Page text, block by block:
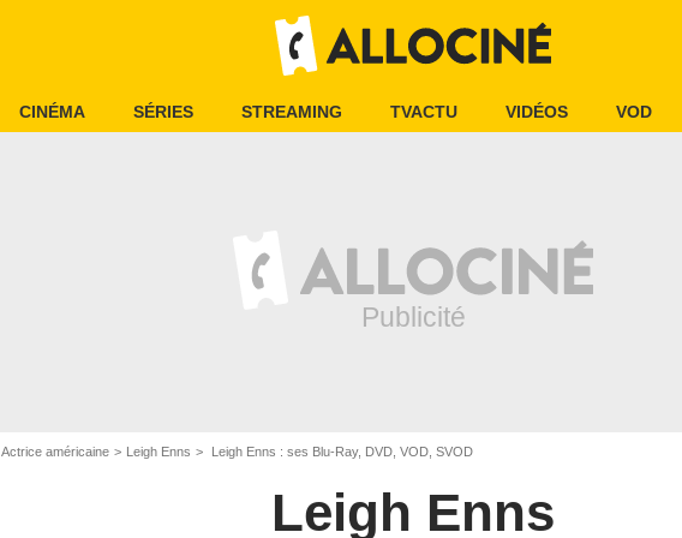
CINÉMA SÉRIES STREAMING TVACTU VIDÉOS VOD
Actrice américaine Leigh Enns Leigh Enns : ses Blu-Ray, DVD, VOD, SVOD
Leigh Enns